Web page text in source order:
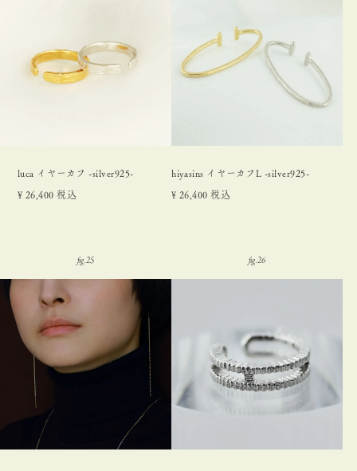
luca イヤーカフ -silver925-
¥ 26,400 税込
hiyasins イヤーカフL -silver925-
¥ 26,400 税込